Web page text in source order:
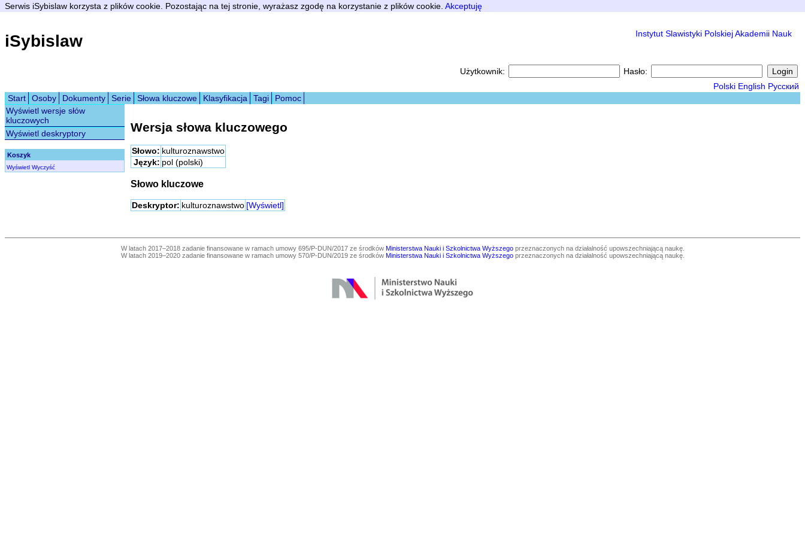
Serwis iSybislaw korzysta z plików cookie. Pozostając na tej stronie, wyrażasz zgodę na korzystanie z plików cookie. Akceptuję
iSybislaw Instytut Slawistyki Polskiej Akademii Nauk
Użytkownik:
Hasło:
Polski English Русский
Start
Osoby Dokumenty Serie Słowa kluczowe Klasyfikacja Tagi
Pomoc
Wyświetl wersje słów
kluczowych
Wyświetl deskryptory
Koszyk
Wyświetl Wyczyść
Wersja słowa kluczowego
Słowo: kulturoznawstwo
Język: pol (polski)
Słowo kluczowe
Deskryptor: kulturoznawstwo [Wyświetl]
W latach 2017–2018 zadanie finansowane w ramach umowy 695/P-DUN/2017 ze środków Ministerstwa Nauki i Szkolnictwa Wyższegoprzeznaczonych na działalność upowszechniającą naukę.
W latach 2019–2020 zadanie finansowane w ramach umowy 570/P-DUN/2019 ze środków Ministerstwa Nauki i Szkolnictwa Wyższegoprzeznaczonych na działalność upowszechniającą naukę.